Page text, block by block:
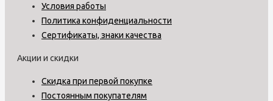
Условия работы
Политика конфиденциальности
Сертификаты, знаки качества
Акции и скидки
Скидка при первой покупке
Постоянным покупателям